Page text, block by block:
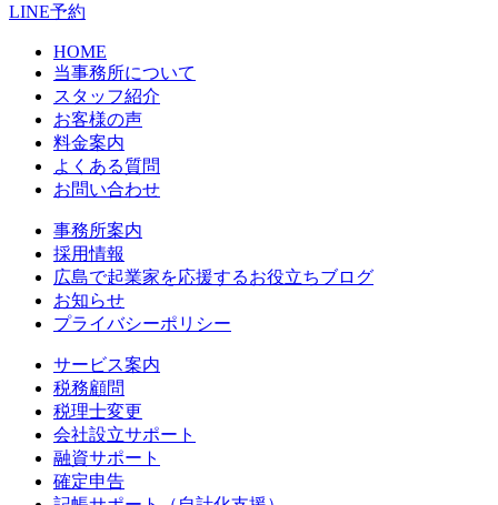
LINE予約
HOME
当事務所について
スタッフ紹介
お客様の声
料金案内
よくある質問
お問い合わせ
事務所案内
採用情報
広島で起業家を応援するお役立ちブログ
お知らせ
プライバシーポリシー
サービス案内
税務顧問
税理士変更
会社設立サポート
融資サポート
確定申告